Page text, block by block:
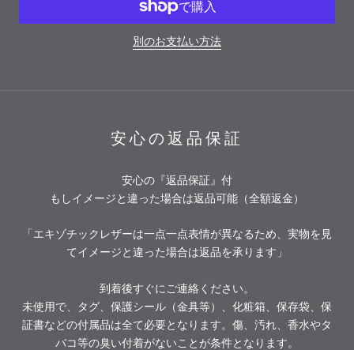
別のお支払い方法
安心の返品保証
安心の『返品保証』付
もしイメージと違った場合は返品可能（全額返金）
「エキゾチックレザーは一点一点表情が異なるため、実物を見
てイメージと違った場合は返品を承ります」
到着後すぐにご連絡ください。
未使用で、タグ、保護シール（金具等）、化粧箱、保存袋、保
証書などの付属品は全て必要となります。傷、汚れ、香水やタ
バコ等の臭い付着がないことが条件となります。